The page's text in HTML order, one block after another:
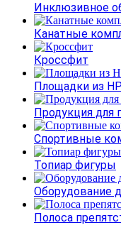
Инклюзивное
Канатные
Кроссфит
Площадки из
Продукция для
Спортивные
Топиар фигуры
Оборудование
Полоса